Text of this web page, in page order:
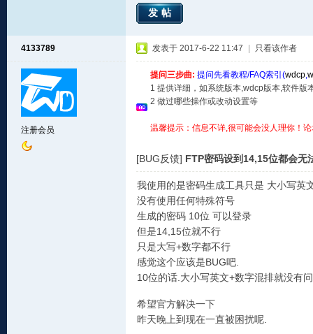
发帖
4133789
注册会员
发表于 2017-6-22 11:47 只看该作者
提问三步曲: 提问先看教程/FAQ索引(wdcp,
1 提供详细，如系统版本,wdcp版本,软件版
2 做过哪些操作或改动设置等
温馨提示：信息不详,很可能会没人理你！
[BUG反馈] FTP密码设到14,15位都会无
我使用的是密码生成工具只是 大小写英
没有使用任何特殊符号
生成的密码 10位 可以登录
但是14,15位就不行
只是大写+数字都不行
感觉这个应该是BUG吧.
10位的话.大小写英文+数字混排就没有
希望官方解决一下
昨天晚上到现在一直被困扰呢.